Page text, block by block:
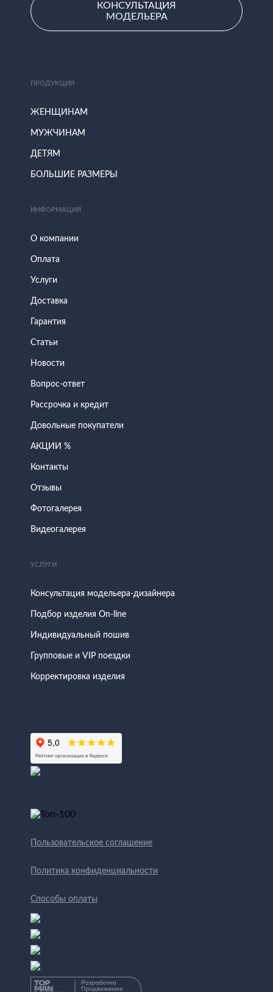
КОНСУЛЬТАЦИЯ
МОДЕЛЬЕРА
ПРОДУКЦИЯ
ЖЕНЩИНАМ
МУЖЧИНАМ
ДЕТЯМ
БОЛЬШИЕ РАЗМЕРЫ
ИНФОРМАЦИЯ
О компании
Оплата
Услуги
Доставка
Гарантия
Статьи
Новости
Вопрос-ответ
Рассрочка и кредит
Довольные покупатели
АКЦИИ %
Контакты
Отзывы
Фотогалерея
Видеогалерея
УСЛУГИ
Консультация модельера-дизайнера
Подбор изделия On-line
Индивидуальный пошив
Групповые и VIP поездки
Корректировка изделия
Пользовательское соглашение
Политика конфиденциальности
Способы оплаты